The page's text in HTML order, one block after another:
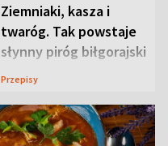
Ziemniaki, kasza i
twaróg. Tak powstaje
słynny piróg biłgorajski
Przepisy